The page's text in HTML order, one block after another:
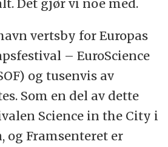
Det gjør vi noe med.
vertsby for Europas
– EuroScience
og tusenvis av
Som en del av dette
Science in the City i
og Framsenteret er